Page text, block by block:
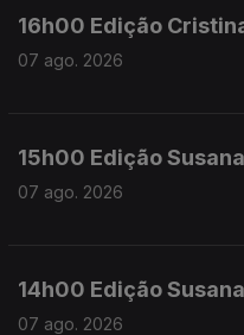
16h00 Edição
07 ago. 2026
15h00 Edição
07 ago. 2026
14h00 Edição
07 ago. 2026